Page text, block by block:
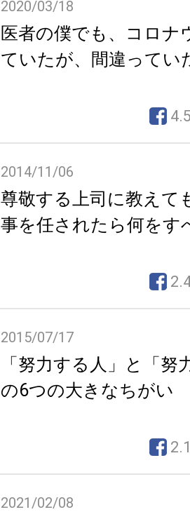
2020/03/18
医者の僕でも、コロナ
ていたが、間違ってい
2014/11/06
尊敬する上司に教えて
事を任されたら何をす
2015/07/17
「努力する人」と「努
の6つの大きなちがい
2021/02/08